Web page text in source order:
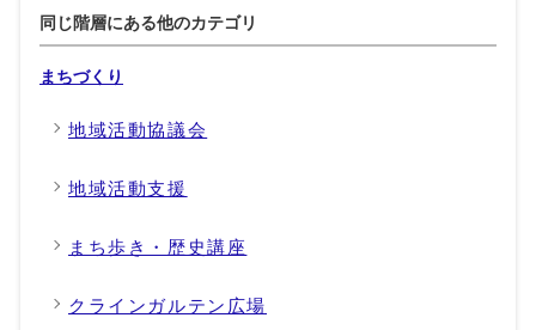
同じ階層にある他のカテゴリ
まちづくり
地域活動協議会
地域活動支援
まち歩き・歴史講座
クラインガルテン広場